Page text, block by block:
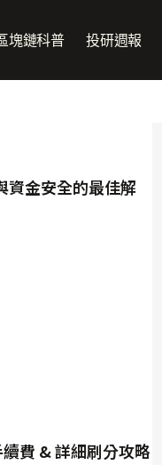
塊鏈科普 投研週報
資金安全的最佳解
費 & 詳細刷分攻略